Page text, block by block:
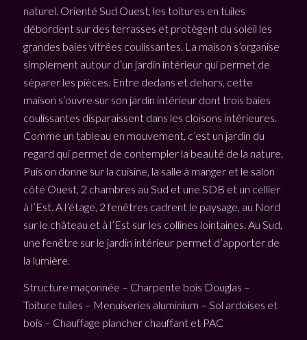
naturel. Orienté Sud Ouest, les toitures en tuiles
débordent sur des terrasses et protègent du soleil les
grandes baies vitrées coulissantes. La maison s’organise
simplement autour d’un jardin intérieur qui permet de
séparer les pièces. Entre dedans et dehors, cette
maison s’ouvre sur son jardin intérieur dont trois baies
coulissantes disparaissent dans les cloisons intérieures.
Comme un tableau en mouvement, c’est un jardin du
regard qui permet de contempler la beauté de la nature.
Puis on donne sur la cuisine, la salle à manger et le salon
côté Ouest, 2 chambres au Sud et une SDB et un cellier
à l’Est. A l’étage, 2 fenêtres cadrent le paysage, au Nord
sur le château et à l’Est sur les collines lointaines. Au Sud,
une fenêtre sur le jardin intérieur permet d’apporter de
la lumière.
Structure maçonnée – Charpente bois Douglas –
Toiture tuiles – Menuiseries aluminium – Sol ardoises et
bois – Chauffage plancher chauffant et PAC